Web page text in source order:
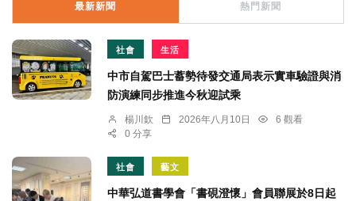
最新新聞 熱門新聞
社會 生活
中市自駕巴士蓄勢待發交通局表示實車驗證與消
防演練同步推進今秋迎試乘
楊川欽 2026年八月10日
6 觀看
0 分享
社會 藝文
中華弘道書學會「書硯澄懷」會員聯展於8日起